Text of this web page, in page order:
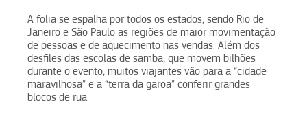
A folia se espalha por todos os estados, sendo Rio de
Janeiro e São Paulo as regiões de maior movimentação
de pessoas e de aquecimento nas vendas. Além dos
desfiles das escolas de samba, que movem bilhões
durante o evento, muitos viajantes vão para a “cidade
maravilhosa” e a “terra da garoa” conferir grandes
blocos de rua.